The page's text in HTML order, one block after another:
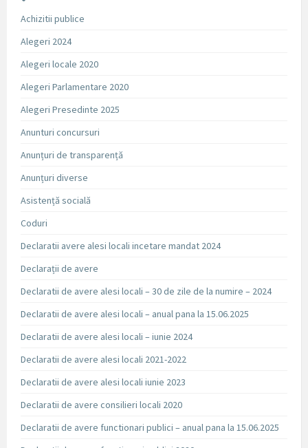
Achizitii publice
Alegeri 2024
Alegeri locale 2020
Alegeri Parlamentare 2020
Alegeri Presedinte 2025
Anunturi concursuri
Anunțuri de transparență
Anunțuri diverse
Asistență socială
Coduri
Declaratii avere alesi locali incetare mandat 2024
Declarații de avere
Declaratii de avere alesi locali – 30 de zile de la numire – 2024
Declaratii de avere alesi locali – anual pana la 15.06.2025
Declaratii de avere alesi locali – iunie 2024
Declaratii de avere alesi locali 2021-2022
Declaratii de avere alesi locali iunie 2023
Declaratii de avere consilieri locali 2020
Declaratii de avere functionari publici – anual pana la 15.06.2025